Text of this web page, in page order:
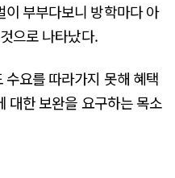
부부다보니 방학마다 아
으로 나타났다.
요를 따라가지 못해 혜택
대한 보완을 요구하는 목소